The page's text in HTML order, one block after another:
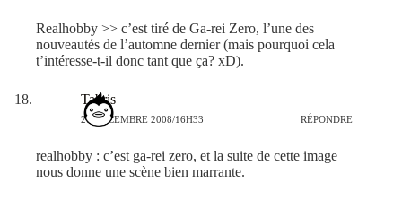
Realhobby >> c’est tiré de Ga-rei Zero, l’une des
nouveautés de l’automne dernier (mais pourquoi cela
t’intéresse-t-il donc tant que ça? xD).
Tabris
27 DÉCEMBRE 2008/16H33 RÉPONDRE
realhobby : c’est ga-rei zero, et la suite de cette image
nous donne une scène bien marrante.